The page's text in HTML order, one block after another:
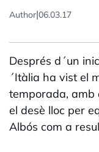
Author|06.03.17
Després d´un
´Itàlia ha vist el
temporada, amb
el desè lloc per
Albós com a